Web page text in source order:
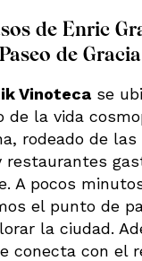
de Enric
Paseo de Gracia
Vinotecase
de la vida
rodeado de las
restaurantes
A pocos
el punto de
la ciudad.
conecta con el